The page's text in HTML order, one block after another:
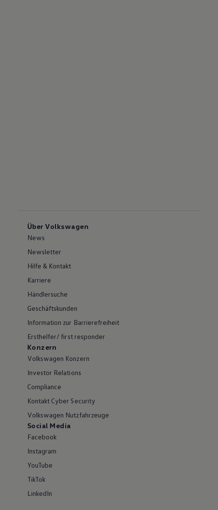
Über Volkswagen
News
Newsletter
Hilfe & Kontakt
Karriere
Händlersuche
Geschäftskunden
Information zur Barrierefreiheit
Ersthelfer/ first responder
Konzern
Volkswagen Konzern
Investor Relations
Compliance
Kontakt Cyber Security
Volkswagen Nutzfahrzeuge
Social Media
Facebook
Instagram
YouTube
TikTok
LinkedIn